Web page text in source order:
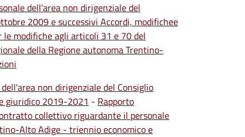
dell'area non dirigenziale del
2009 e successivi Accordi, modifichee
modifiche agli articoli 31 e 70 del
della Regione autonoma Trentino-
non dirigenziale del Consiglio
giuridico 2019-2021 - Rapporto
collettivo riguardante il personale
Alto Adige - triennio economico e